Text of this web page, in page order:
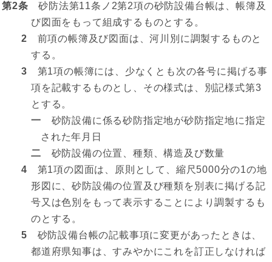
第2条 砂防法第11条ノ2第2項の砂防設備台帳は、帳簿及
び図面をもって組成するものとする。
2 前項の帳簿及び図面は、河川別に調製するものと
する。
3 第1項の帳簿には、少なくとも次の各号に掲げる事
項を記載するものとし、その様式は、別記様式第3
とする。
一 砂防設備に係る砂防指定地が砂防指定地に指定
された年月日
二 砂防設備の位置、種類、構造及び数量
4 第1項の図面は、原則として、縮尺5000分の1の地
形図に、砂防設備の位置及び種類を別表に掲げる記
号又は色別をもって表示することにより調製するも
のとする。
5 砂防設備台帳の記載事項に変更があったときは、
都道府県知事は、すみやかにこれを訂正しなければ